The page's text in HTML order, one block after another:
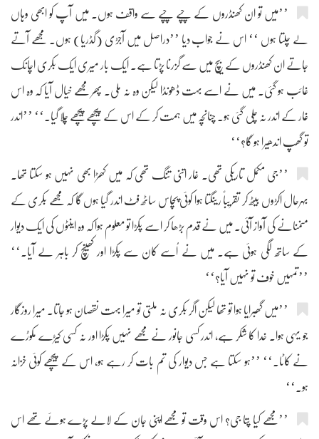
’’میں تو ان کھنڈروں کے چپے چپے سے واقف ہوں۔ میں آپ کو ابھی وہاں
لے چلتا ہوں ‘‘ اس نے جواب دیا ’’دراصل میں آجڑی (گڈریا) ہوں۔ مجھے آتے
جاتے ان کھنڈروں کے بیچ میں سے گزرنا پڑتا ہے۔ ایک بار میری ایک بکری اچانک
غائب ہو گئی۔ میں نے اسے بہت ڈھونڈا لیکن وہ نہ ملی۔ پھر مجھے خیال آیا کہ وہ اس
غار کے اندر نہ چلی گئی ہو۔ چنانچہ میں ہمت کر کے اس کے پیچھے پیچھے چلا گیا۔‘‘ ’’اندر
تو گھپ اندھیرا ہو گا؟‘‘
’’جی مکمل تاریکی تھی۔ غار اتنی تنگ تھی کہ میں کھڑا بھی نہیں ہو سکتا تھا۔
بہرحال اکڑوں بیٹھ کر تقریباً رینگتا ہوا کوئی پچاس ساٹھ فٹ اندر گیا ہوں گا کہ مجھے بکری کے
منمنانے کی آواز آئی۔ میں نے قدم بڑھا کر اسے پکڑا تو معلوم ہوا کہ وہ اینٹوں کی ایک دیوار
کے ساتھ لگی ہوئی ہے۔ میں نے اُسے کان سے پکڑا اور کھینچ کر باہر لے آیا۔‘‘
’’تمہیں خوف تو نہیں آیا؟‘‘
’’میں گھبرایا ہوا تو تھا لیکن اگر بکری نہ ملتی تو میرا بہت نقصان ہو جاتا۔ میرا روزگار
جو یہی ہوا۔ خدا کا شکر ہے، اندر کسی جانور نے مجھے نہیں پکڑا اور نہ کسی کیڑے مکوڑے
نے کاٹا۔‘‘ ’’ہو سکتا ہے جس دیوار کی تم بات کر رہے ہو، اس کے پیچھے کوئی خزانہ
ہو۔‘‘
’’مجھے کیا پتا جی؟ اس وقت تو مجھے اپنی جان کے لالے پڑے ہوئے تھے اس